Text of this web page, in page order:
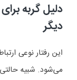
دلیل گربه
دیگر
این رفتار نوعی
می‌شود. شبیه